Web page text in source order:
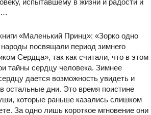
испытавшему в жизни и радости и
«Маленький Принц»: «Зорко одно
посвящали период зимнего
Сердца», так как считали, что в этом
тайны сердцу человека. Зимнее
дается возможность увидеть и
остальные дни. Это время поистине
которые раньше казались слишком
За одно лишь короткое мгновение они